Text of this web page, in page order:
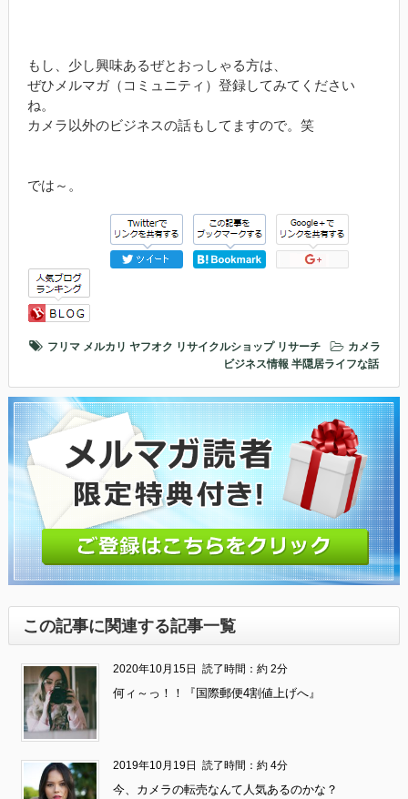
もし、少し興味あるぜとおっしゃる方は、
ぜひメルマガ（コミュニティ）登録してみてください
ね。
カメラ以外のビジネスの話もしてますので。笑
では～。
フリマ メルカリ ヤフオク リサイクルショップ リサーチ
カメラ
ビジネス情報 半隠居ライフな話
この記事に関連する記事一覧
2020年10月15日 読了時間：約 2分
何ィ～っ！！『国際郵便4割値上げへ』
2019年10月19日 読了時間：約 4分
今、カメラの転売なんて人気あるのかな？